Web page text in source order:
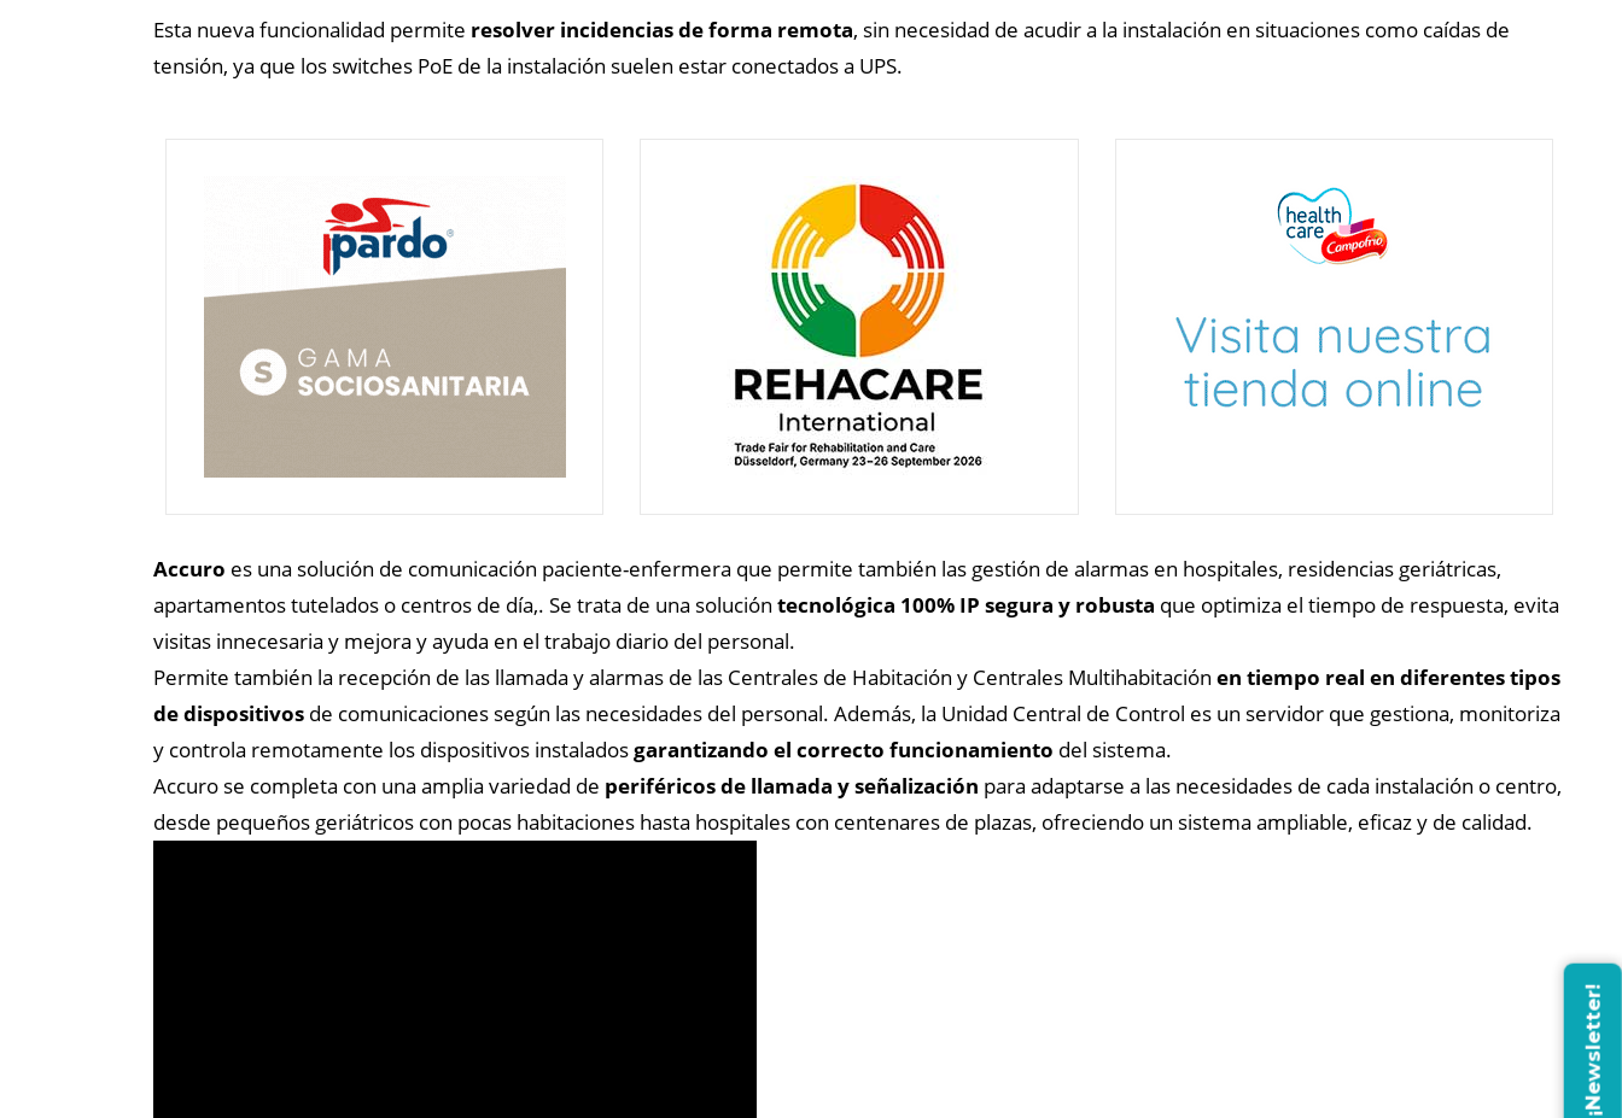
Esta nueva funcionalidad permite resolver incidencias de forma remota, sin necesidad de acudir a la instalación en situaciones como caídas de
tensión, ya que los switches PoE de la instalación suelen estar conectados a UPS.
Accuro es una solución de comunicación paciente-enfermera que permite también las gestión de alarmas en hospitales, residencias geriátricas,
apartamentos tutelados o centros de día,. Se trata de una solución tecnológica 100% IP segura y robusta que optimiza el tiempo de respuesta, evita
visitas innecesaria y mejora y ayuda en el trabajo diario del personal.
Permite también la recepción de las llamada y alarmas de las Centrales de Habitación y Centrales Multihabitación en tiempo real en diferentes tipos
de dispositivos de comunicaciones según las necesidades del personal. Además, la Unidad Central de Control es un servidor que gestiona, monitoriza
y controla remotamente los dispositivos instaladosgarantizando el correcto funcionamiento del sistema.
Accuro se completa con una amplia variedad de periféricos de llamada y señalización para adaptarse a las necesidades de cada instalación o centro,
desde pequeños geriátricos con pocas habitaciones hasta hospitales con centenares de plazas, ofreciendo un sistema ampliable, eficaz y de calidad.
¡Newsletter!